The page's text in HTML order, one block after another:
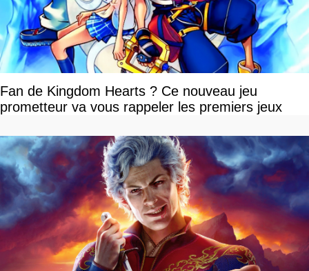
Fan de Kingdom Hearts ? Ce nouveau jeu
prometteur va vous rappeler les premiers jeux